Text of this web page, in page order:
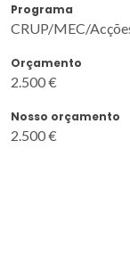
Programa
CRUP/MEC/
Orçamento
2.500 €
Nosso orçamento
2.500 €